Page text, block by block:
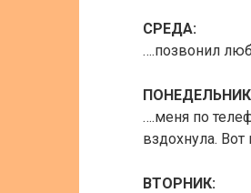
СРЕДА:
….позвонил
….меня по
вздохнула. Вот
ВТОРНИК: